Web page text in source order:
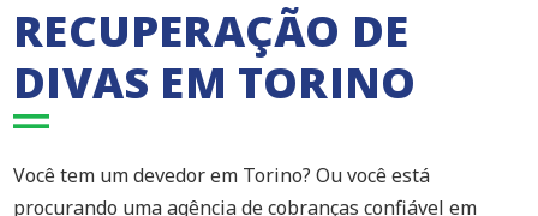
RECUPERAÇÃO DE
DIVAS EM TORINO
Você tem um devedor em Torino? Ou você está
procurando uma agência de cobranças confiável em